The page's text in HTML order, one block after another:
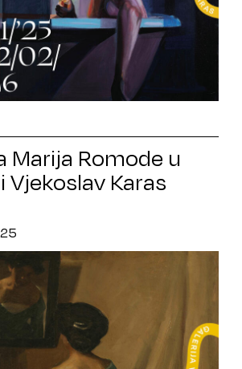
Marija Romode u
Vjekoslav Karas